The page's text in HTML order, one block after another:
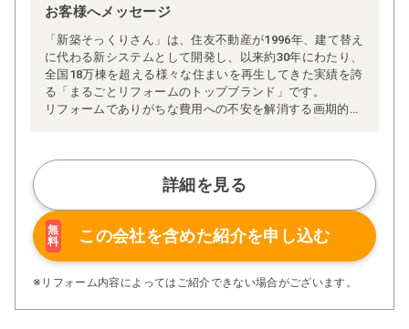
お客様へメッセージ
「新築そっくりさん」は、住友不動産が1996年、建て替え
に代わる新システムとして開発し、以来約30年にわたり、
全国18万棟を超える様々な住まいを再生してきた実績を誇
る「まるごとリフォームのトップブランド」です。
リフォームでありがちな費用への不安を解消する画期的な
ム」、経験豊かなセールスエンジニアによる「一貫担当
制」などが高い信頼を得ています。
また、大規模リフォームに習熟した施工管理者が現場を統
括する「専属棟梁制」、豊富な実績に裏付けられた充実の
施工マニュアルや検査体制により高い施工品質を実現。
さらに、住友不動産のリフォームならではの充実の保証、
アフターサービス体制で工事後も安心です。
ぜひ、あなたの大切なお住まいの再生を私たちにお任せく
詳細を見る
無
料
この会社を含めた紹介を申し込む
※リフォーム内容によってはご紹介できない場合がございます。